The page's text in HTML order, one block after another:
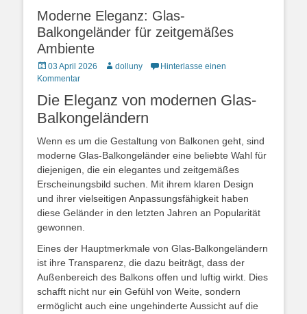
Moderne Eleganz: Glas-
Balkongeländer für zeitgemäßes
Ambiente
Posted
on
03 April 2026 Autordolluny
Hinterlasse einen
Kommentar
Die Eleganz von modernen Glas-
Balkongeländern
Wenn es um die Gestaltung von Balkonen geht, sind
moderne Glas-Balkongeländer eine beliebte Wahl für
diejenigen, die ein elegantes und zeitgemäßes
Erscheinungsbild suchen. Mit ihrem klaren Design
und ihrer vielseitigen Anpassungsfähigkeit haben
diese Geländer in den letzten Jahren an Popularität
gewonnen.
Eines der Hauptmerkmale von Glas-Balkongeländern
ist ihre Transparenz, die dazu beiträgt, dass der
Außenbereich des Balkons offen und luftig wirkt. Dies
schafft nicht nur ein Gefühl von Weite, sondern
ermöglicht auch eine ungehinderte Aussicht auf die